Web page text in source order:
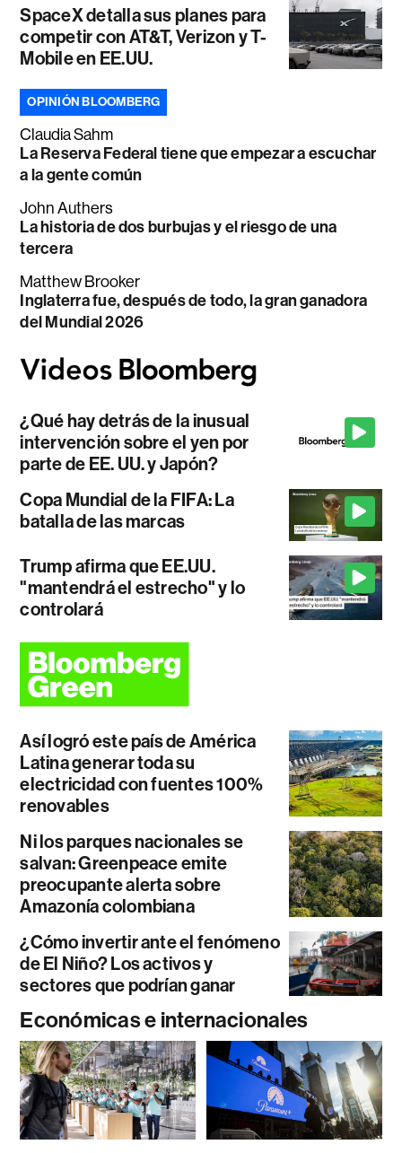
SpaceX detalla sus planes para
competir con AT&T, Verizon y T-
Mobile en EE.UU.
OPINIÓN BLOOMBERG
Claudia Sahm
La Reserva Federal tiene que empezar a escuchar
a la gente común
John Authers
La historia de dos burbujas y el riesgo de una
tercera
Matthew Brooker
Inglaterra fue, después de todo, la gran ganadora
del Mundial 2026
¿Qué hay detrás de la inusual
intervención sobre el yen por
parte de EE. UU. y Japón?
Copa Mundial de la FIFA: La
batalla de las marcas
Trump afirma que EE.UU.
"mantendrá el estrecho" y lo
controlará
Así logró este país de América
Latina generar toda su
electricidad con fuentes 100%
renovables
Ni los parques nacionales se
salvan: Greenpeace emite
preocupante alerta sobre
Amazonía colombiana
¿Cómo invertir ante el fenómeno
de El Niño? Los activos y
sectores que podrían ganar
Económicas e internacionales